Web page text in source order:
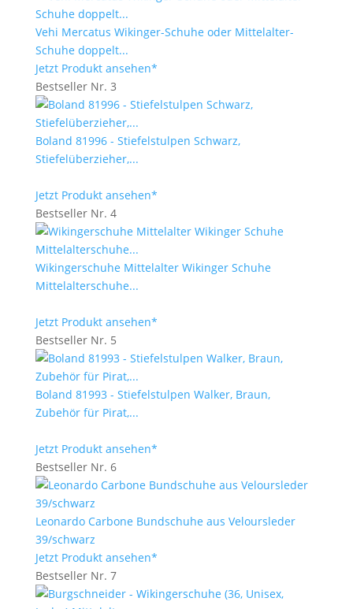
Vehi Mercatus Wikinger-Schuhe oder Mittelalter-
Schuhe doppelt...
Jetzt Produkt ansehen*
Bestseller Nr. 3
Boland 81996 - Stiefelstulpen Schwarz,
Stiefelüberzieher,...
Jetzt Produkt ansehen*
Bestseller Nr. 4
Wikingerschuhe Mittelalter Wikinger Schuhe
Mittelalterschuhe...
Jetzt Produkt ansehen*
Bestseller Nr. 5
Boland 81993 - Stiefelstulpen Walker, Braun,
Zubehör für Pirat,...
Jetzt Produkt ansehen*
Bestseller Nr. 6
Leonardo Carbone Bundschuhe aus Veloursleder
39/schwarz
Jetzt Produkt ansehen*
Bestseller Nr. 7